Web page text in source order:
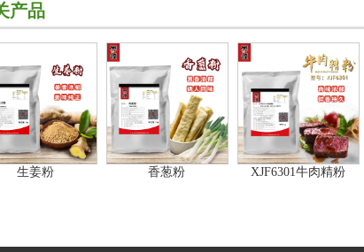
产品
生姜粉 香葱粉 XJF6301牛肉精粉